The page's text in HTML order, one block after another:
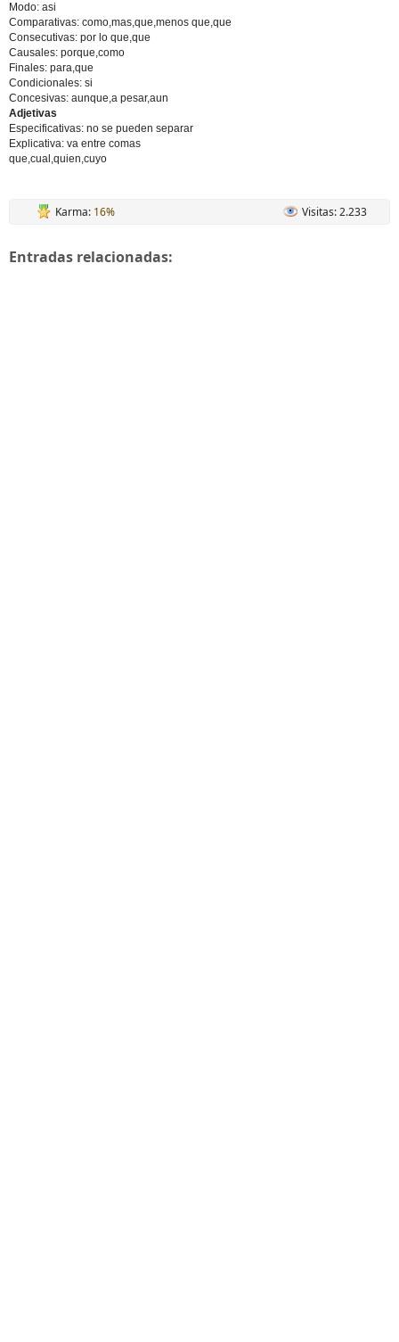
Modo: asi
Comparativas: como,mas,que,menos que,que
Consecutivas: por lo que,que
Causales: porque,como
Finales: para,que
Condicionales: si
Concesivas: aunque,a pesar,aun
Adjetivas
Especificativas: no se pueden separar
Explicativa: va entre comas
que,cual,quien,cuyo
Karma: 16% Visitas: 2.233
Entradas relacionadas: